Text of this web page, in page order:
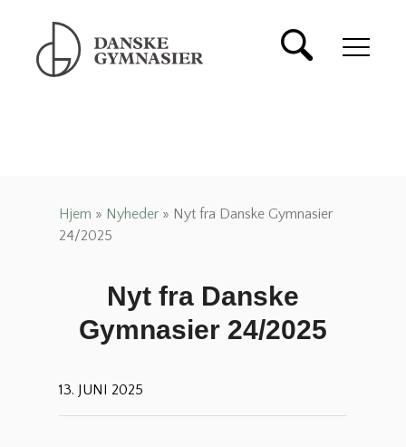
Hjem » Nyheder» Nyt fra Danske Gymnasier
24/2025
Nyt fra Danske
Gymnasier 24/2025
13. JUNI 2025